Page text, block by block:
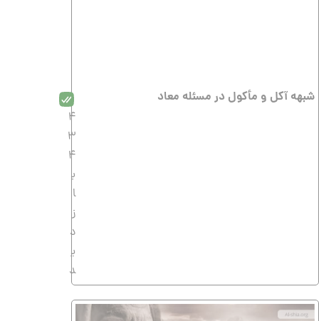
شبهه آکل و مأکول در مسئله معاد
4
3
4
ب
ا
ز
د
ی
د